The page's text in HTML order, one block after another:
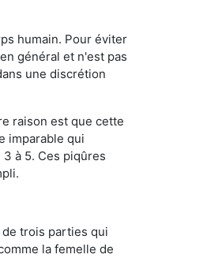
humain. Pour éviter
général et n'est pas
une discrétion
raison est que cette
imparable qui
à 5. Ces piqûres
trois parties qui
la femelle de